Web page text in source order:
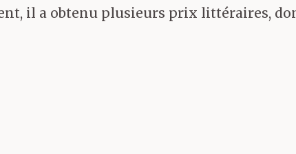
il a obtenu plusieurs prix littéraires,